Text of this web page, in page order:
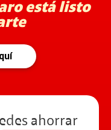
está listo
ahorrar